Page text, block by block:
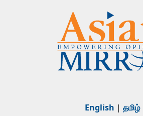
English | தமிழ்